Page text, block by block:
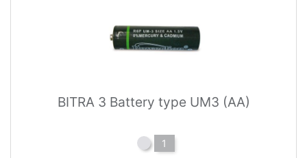
BITRA 3 Battery type UM3 (AA)
1